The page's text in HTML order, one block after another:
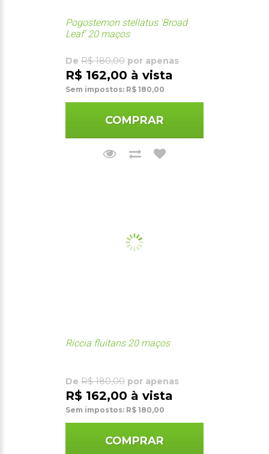
Pogostemon stellatus 'Broad
Leaf' 20 maços
De R$ 180,00 por apenas
R$ 162,00 à vista
Sem impostos: R$ 180,00
COMPRAR
Riccia fluitans 20 maços
De R$ 180,00 por apenas
R$ 162,00 à vista
Sem impostos: R$ 180,00
COMPRAR